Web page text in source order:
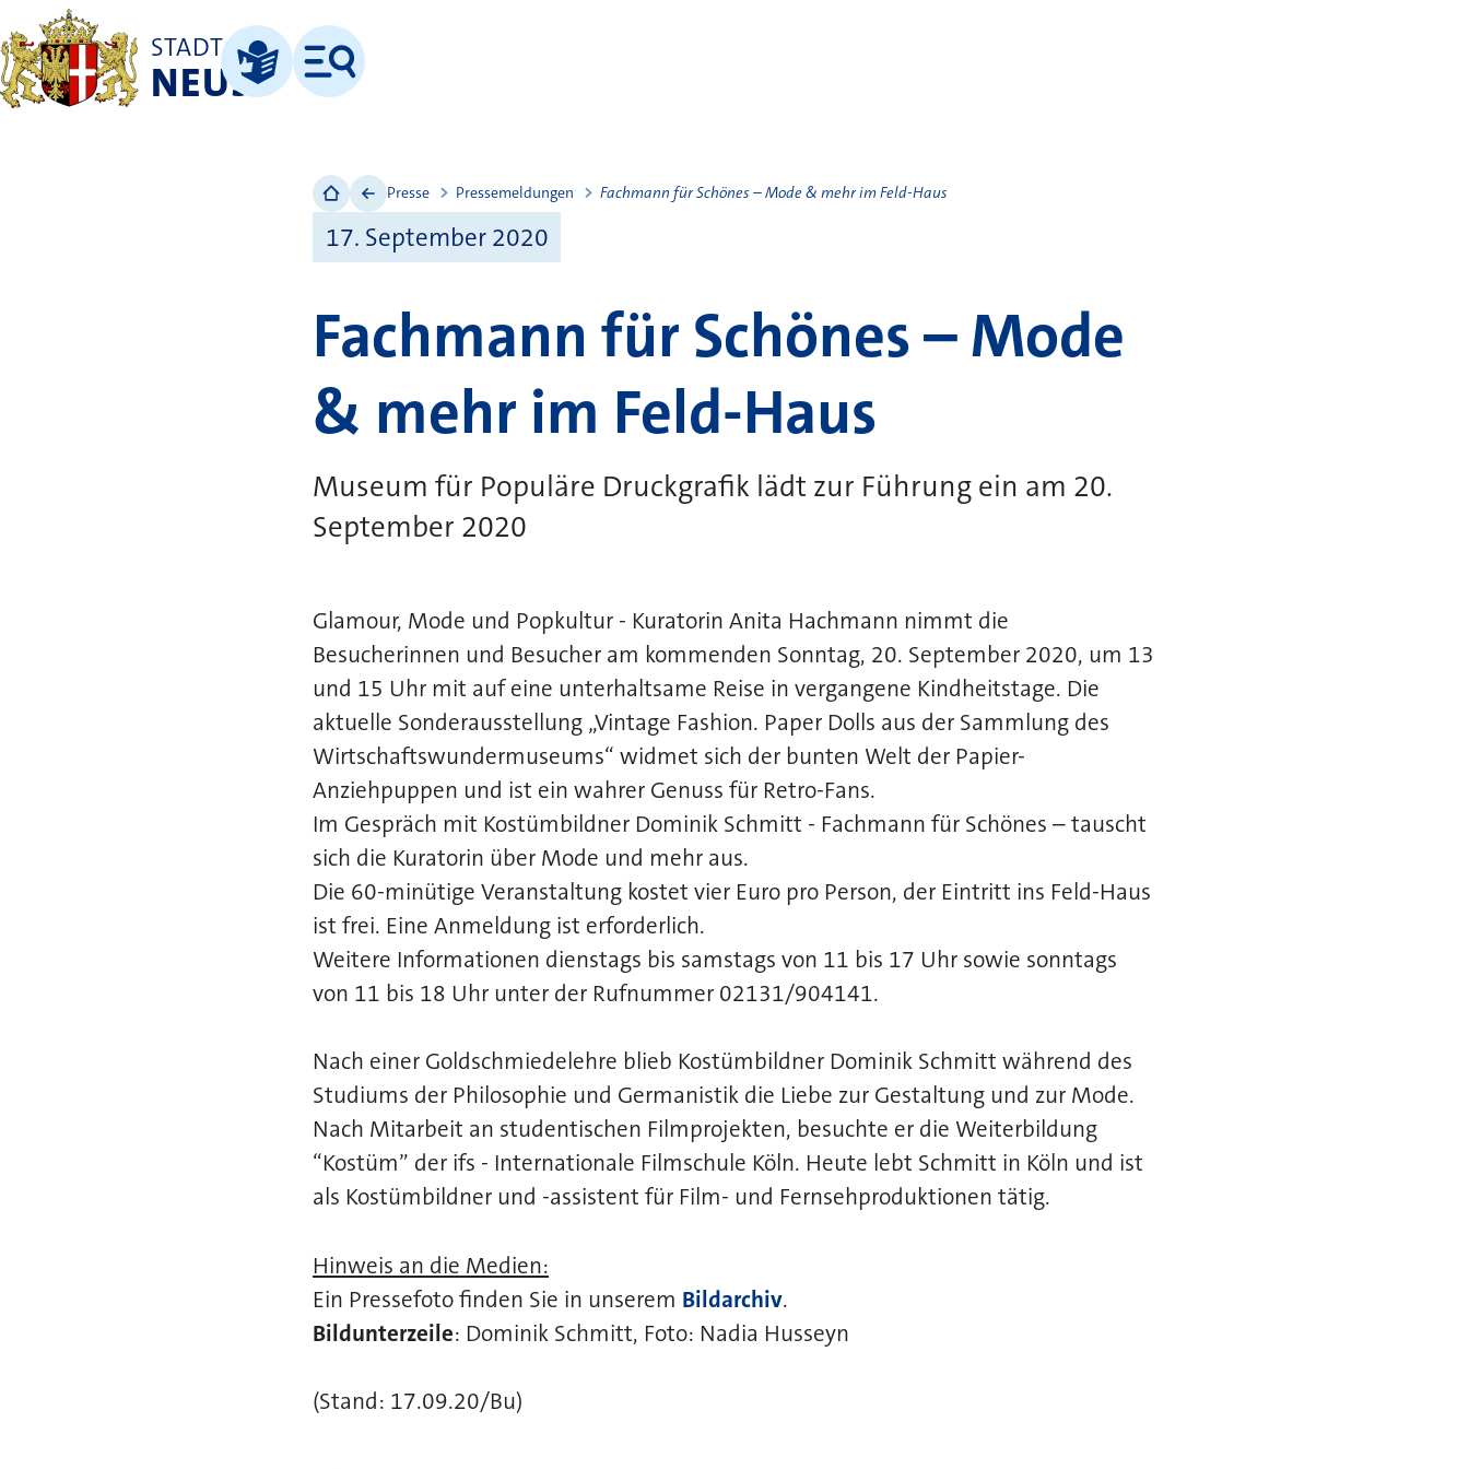
STADT
NEUSSLeichte Sprache
Menü
Presse Pressemeldungen Fachmann für Schönes – Mode & mehr im Feld-Haus
17. September 2020
Fachmann für Schönes – Mode
& mehr im Feld-Haus
Museum für Populäre Druckgrafik lädt zur Führung ein am 20.
September 2020
Glamour, Mode und Popkultur - Kuratorin Anita Hachmann nimmt die
Besucherinnen und Besucher am kommenden Sonntag, 20. September 2020, um 13
und 15 Uhr mit auf eine unterhaltsame Reise in vergangene Kindheitstage. Die
aktuelle Sonderausstellung „Vintage Fashion. Paper Dolls aus der Sammlung des
Wirtschaftswundermuseums“ widmet sich der bunten Welt der Papier-
Anziehpuppen und ist ein wahrer Genuss für Retro-Fans.
Im Gespräch mit Kostümbildner Dominik Schmitt - Fachmann für Schönes – tauscht
sich die Kuratorin über Mode und mehr aus.
Die 60-minütige Veranstaltung kostet vier Euro pro Person, der Eintritt ins Feld-Haus
ist frei. Eine Anmeldung ist erforderlich.
Weitere Informationen dienstags bis samstags von 11 bis 17 Uhr sowie sonntags
von 11 bis 18 Uhr unter der Rufnummer 02131/904141.
Nach einer Goldschmiedelehre blieb Kostümbildner Dominik Schmitt während des
Studiums der Philosophie und Germanistik die Liebe zur Gestaltung und zur Mode.
Nach Mitarbeit an studentischen Filmprojekten, besuchte er die Weiterbildung
“Kostüm” der ifs - Internationale Filmschule Köln. Heute lebt Schmitt in Köln und ist
als Kostümbildner und -assistent für Film- und Fernsehproduktionen tätig.
Hinweis an die Medien:
Ein Pressefoto finden Sie in unserem Bildarchiv.
Bildunterzeile: Dominik Schmitt, Foto: Nadia Husseyn
(Stand: 17.09.20/Bu)